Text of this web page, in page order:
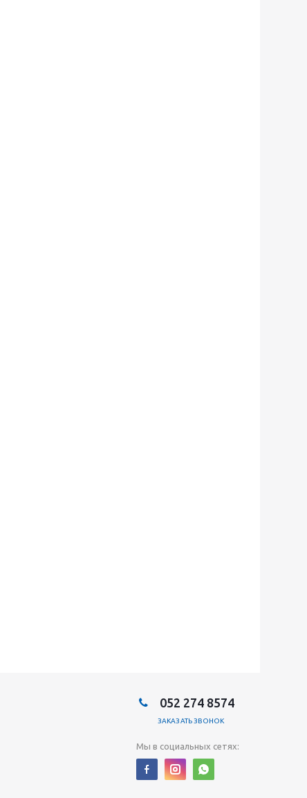
052 274 8574
ЗАКАЗАТЬ ЗВОНОК
Мы в социальных сетях: